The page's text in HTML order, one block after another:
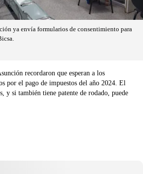
ya envía formularios de consentimiento para
recordaron que esperan a los
por el pago de impuestos del año 2024. El
y si también tiene patente de rodado, puede